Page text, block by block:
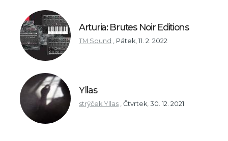
Arturia: Brutes Noir Editions
TM Sound , Pátek, 11. 2. 2022
Yllas
strýček Yllas , Čtvrtek, 30. 12. 2021